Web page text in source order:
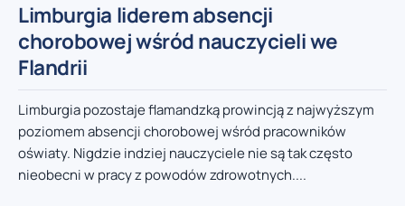
Limburgia liderem absencji
chorobowej wśród nauczycieli we
Flandrii
Limburgia pozostaje flamandzką prowincją z najwyższym
poziomem absencji chorobowej wśród pracowników
oświaty. Nigdzie indziej nauczyciele nie są tak często
nieobecni w pracy z powodów zdrowotnych....